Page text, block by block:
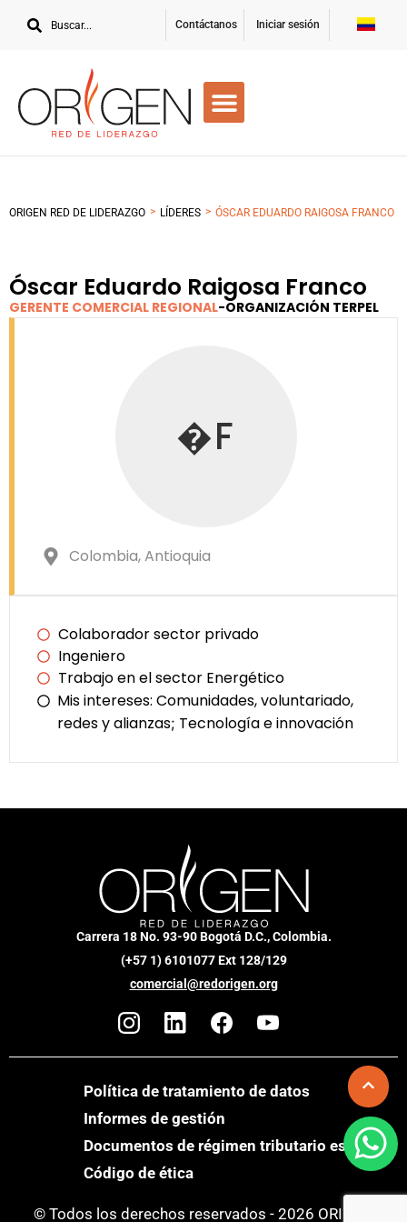
Contáctanos Iniciar sesión
ORIGEN RED DE LIDERAZGO > LÍDERES > ÓSCAR EDUARDO RAIGOSA FRANCO
Óscar Eduardo Raigosa Franco
GERENTE COMERCIAL REGIONAL-ORGANIZACIÓN TERPEL
�F
Colombia, Antioquia
Colaborador sector privado
Ingeniero
Trabajo en el sector Energético
Mis intereses: Comunidades, voluntariado,
redes y alianzas; Tecnología e innovación
Carrera 18 No. 93-90 Bogotá D.C., Colombia.
(+57 1) 6101077 Ext 128/129
comercial@redorigen.org
Política de tratamiento de datos
Informes de gestión
Documentos de régimen tributario especial
Código de ética
© Todos los derechos reservados - 2026 ORIGEN